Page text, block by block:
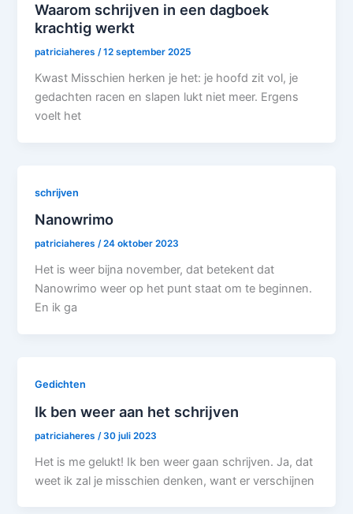
Waarom schrijven in een dagboek
krachtig werkt
patriciaheres/12 september 2025
Kwast Misschien herken je het: je hoofd zit vol, je
gedachten racen en slapen lukt niet meer. Ergens
voelt het
schrijven
Nanowrimo
patriciaheres/24 oktober 2023
Het is weer bijna november, dat betekent dat
Nanowrimo weer op het punt staat om te beginnen.
En ik ga
Gedichten
Ik ben weer aan het schrijven
patriciaheres /30 juli 2023
Het is me gelukt! Ik ben weer gaan schrijven. Ja, dat
weet ik zal je misschien denken, want er verschijnen